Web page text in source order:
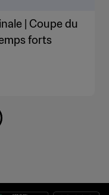
| Coupe du
forts